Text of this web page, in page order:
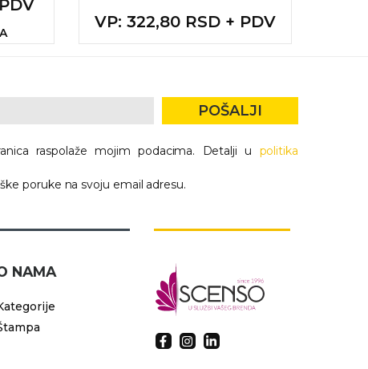
VP: 322,80 RSD + PDV
POŠALJI
raspolaže mojim podacima. Detalji u politika
poruke na svoju email adresu.
NAMA